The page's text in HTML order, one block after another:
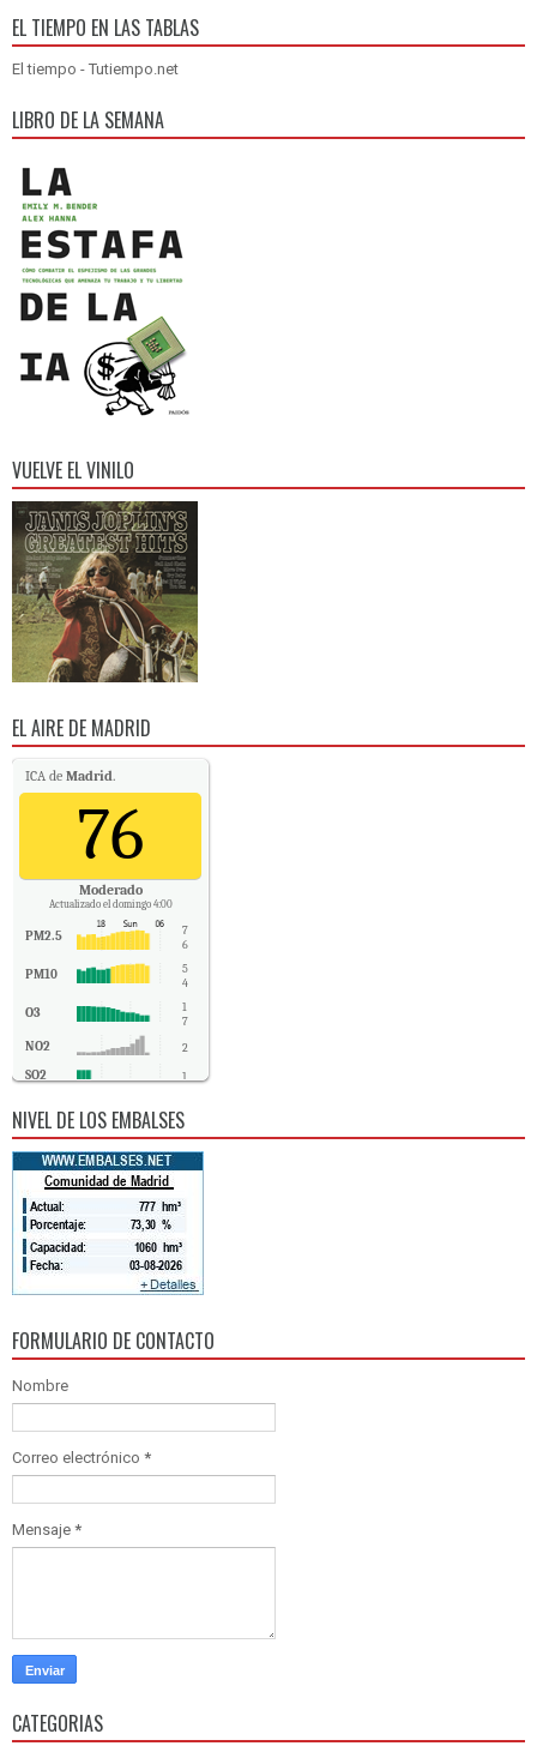
EL TIEMPO EN LAS TABLAS
El tiempo - Tutiempo.net
LIBRO DE LA SEMANA
VUELVE EL VINILO
EL AIRE DE MADRID
ICA de Madrid.
76
Moderado
Actualizado el domingo 4:00
PM2.5
7
6
PM10
5
4
O3
1
7
NO2 2
SO2 1
NIVEL DE LOS EMBALSES
FORMULARIO DE CONTACTO
Nombre
Correo electrónico *
Mensaje *
CATEGORIAS